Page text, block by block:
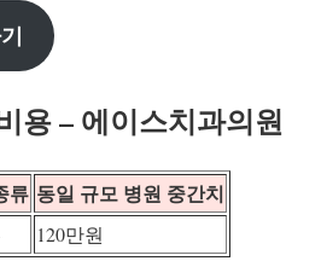
용 – 에이스치과의원
류 동일 규모 병원 중간치
120만원